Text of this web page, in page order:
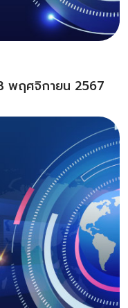
พฤศจิกายน 2567